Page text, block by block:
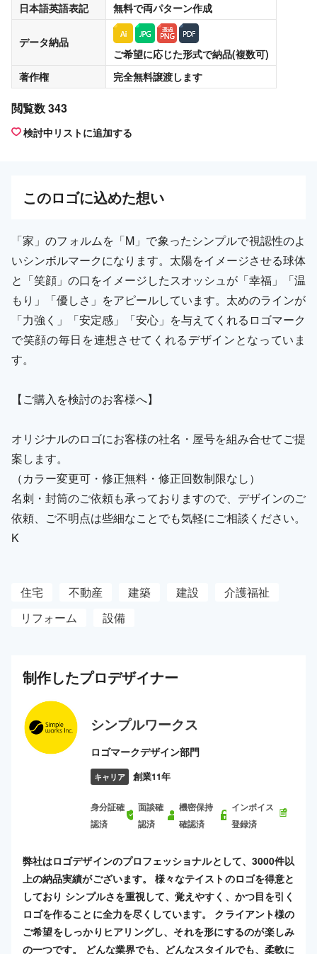
日本語英語表記
無料で両パターン作成
データ納品
ご希望に応じた形式で納品(複数可)
著作権
完全無料譲渡します
閲覧数 343
検討中リストに追加する
このロゴに込めた想い
「家」のフォルムを「M」で象ったシンプルで視認性のよ
いシンボルマークになります。太陽をイメージさせる球体
と「笑顔」の口をイメージしたスオッシュが「幸福」「温
もり」「優しさ」をアピールしています。太めのラインが
「力強く」「安定感」「安心」を与えてくれるロゴマーク
で笑顔の毎日を連想させてくれるデザインとなっていま
す。
【ご購入を検討のお客様へ】
オリジナルのロゴにお客様の社名・屋号を組み合せてご提
案します。
（カラー変更可・修正無料・修正回数制限なし）
名刺・封筒のご依頼も承っておりますので、デザインのご
依頼、ご不明点は些細なことでも気軽にご相談ください。
K
住宅 不動産 建築 建設
介護福祉
リフォーム
設備
制作したプロデザイナー
シンプルワークス
ロゴマークデザイン部門
キャリア 創業11年
身分証確
認済
面談確
認済
機密保持
確認済
インボイス
登録済
弊社はロゴデザインのプロフェッショナルとして、3000件以
上の納品実績がございます。 様々なテイストのロゴを得意と
しており シンプルさを重視して、覚えやすく、かつ目を引く
ロゴを作ることに全力を尽くしています。 クライアント様の
ご希望をしっかりヒアリングし、それを形にするのが楽しみ
の一つです。 どんな業界でも、どんなスタイルでも、柔軟に